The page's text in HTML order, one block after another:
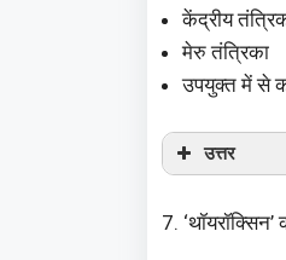
केंद्रीय
मेरु तंत्रिका
उपयुक्त में से
उत्तर
7.